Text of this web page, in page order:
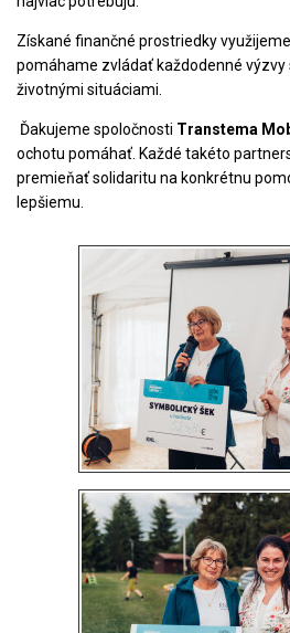
Získané finančné prostriedky
pomáhame zvládať každodenné výzvy
životnými situáciami.
Ďakujeme spoločnosti Transtema
ochotu pomáhať. Každé takéto
premieňať solidaritu na konkrétnu
lepšiemu.